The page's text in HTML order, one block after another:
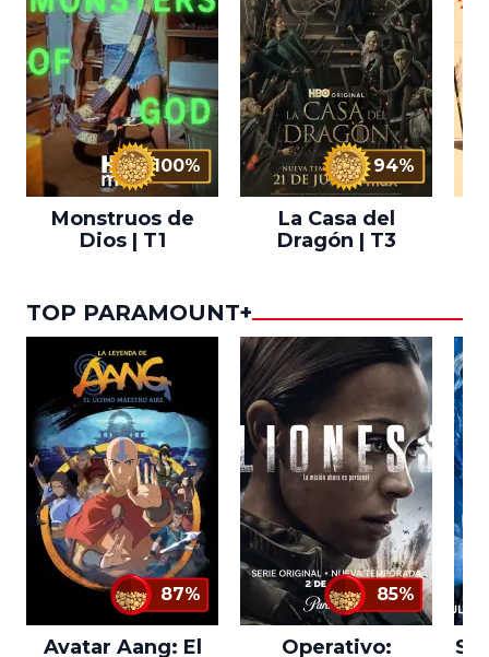
100%
Monstruos de
Dios | T1
94%
La Casa del
Dragón | T3
TOP PARAMOUNT+
87%
Avatar Aang: El
85%
Operativo: